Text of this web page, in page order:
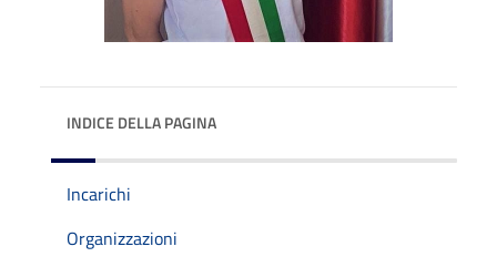
INDICE DELLA PAGINA
Incarichi
Organizzazioni